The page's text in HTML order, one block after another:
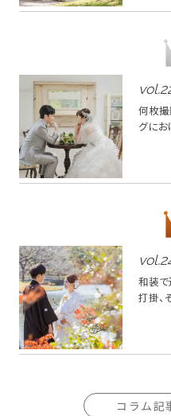
vol.
何枚撮
グにお
vol.
和装
打掛、
コラム記